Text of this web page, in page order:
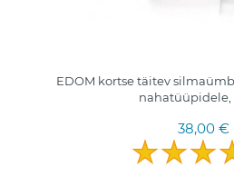
EDOM kortse täitev
nahatüüpidele,
38,00 €